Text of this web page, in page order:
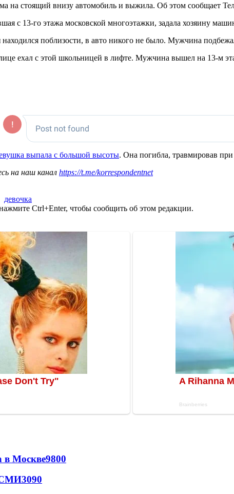
на стоящий внизу автомобиль и выжила. Об этом сообщает
с 13-го этажа московской многоэтажки, задала хозяину
поблизости, в авто никого не было. Мужчина
ехал с этой школьницей в лифте. Мужчина вышел на 13-м
выпала с большой высоты. Она погибла, травмировав
на наш канал https://t.me/korrespondentnet
девочка
Ctrl+Enter, чтобы сообщить об этом редакции.
в Москве9800
СМИ3090